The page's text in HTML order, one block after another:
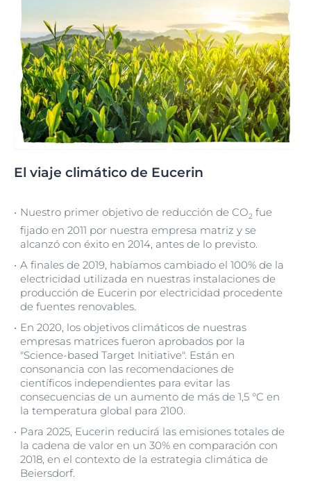
El viaje climático de Eucerin
Nuestro primer objetivo de reducción de CO2 fue
fijado en 2011 por nuestra empresa matriz y se
alcanzó con éxito en 2014, antes de lo previsto.
A finales de 2019, habíamos cambiado el 100% de la
electricidad utilizada en nuestras instalaciones de
producción de Eucerin por electricidad procedente
de fuentes renovables.
En 2020, los objetivos climáticos de nuestras
empresas matrices fueron aprobados por la
"Science-based Target Initiative". Están en
consonancia con las recomendaciones de
científicos independientes para evitar las
consecuencias de un aumento de más de 1,5 °C en
la temperatura global para 2100.
Para 2025, Eucerin reducirá las emisiones totales de
la cadena de valor en un 30% en comparación con
2018, en el contexto de la estrategia climática de
Beiersdorf.